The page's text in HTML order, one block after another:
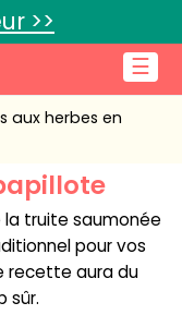
☰
>>
aux herbes en
la truite saumonée
pour vos
recette aura du
sûr.